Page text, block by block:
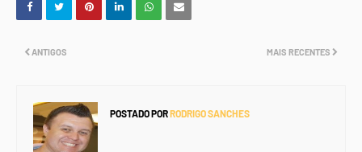
MAIS RECENTES
ANTIGOS
POSTADO PORRODRIGO SANCHES